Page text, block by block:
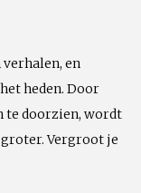
en
heden. Door
te doorzien, wordt
Vergroot je